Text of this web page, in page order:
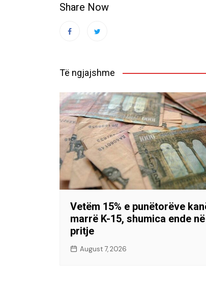
Share Now
Të ngjajshme
Vetëm 15% e punëtorëve
marrë K-15, shumica ende në
pritje
August 7, 2026